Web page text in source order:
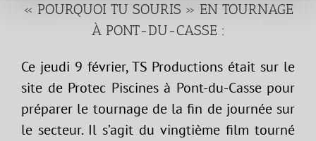
« POURQUOI TU SOURIS » EN TOURNAGE
À PONT-DU-CASSE :
Ce jeudi 9 février, TS Productions était sur le
site de Protec Piscines à Pont-du-Casse pour
préparer le tournage de la fin de journée sur
le secteur. Il s’agit du vingtième film tourné